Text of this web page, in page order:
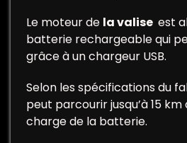
Le moteur de la valise est
batterie rechargeable qui
grâce à un chargeur USB.
Selon les spécifications du
peut parcourir jusqu’à 15
charge de la batterie.